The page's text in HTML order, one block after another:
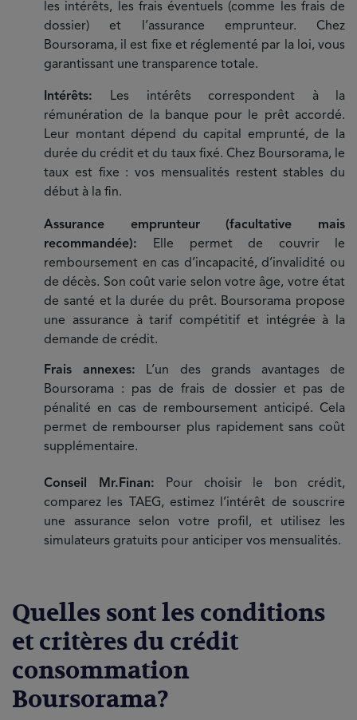
les intérêts, les frais éventuels (comme les frais de
dossier) et l’assurance emprunteur. Chez
Boursorama, il est fixe et réglementé par la loi, vous
garantissant une transparence totale.
Intérêts: Les intérêts correspondent à la
rémunération de la banque pour le prêt accordé.
Leur montant dépend du capital emprunté, de la
durée du crédit et du taux fixé. Chez Boursorama, le
taux est fixe : vos mensualités restent stables du
début à la fin.
Assurance emprunteur (facultative mais
recommandée): Elle permet de couvrir le
remboursement en cas d’incapacité, d’invalidité ou
de décès. Son coût varie selon votre âge, votre état
de santé et la durée du prêt. Boursorama propose
une assurance à tarif compétitif et intégrée à la
demande de crédit.
Frais annexes: L’un des grands avantages de
Boursorama : pas de frais de dossier et pas de
pénalité en cas de remboursement anticipé. Cela
permet de rembourser plus rapidement sans coût
supplémentaire.
Conseil Mr.Finan:
Pour choisir le bon crédit,
comparez les TAEG, estimez l’intérêt de souscrire
une assurance selon votre profil, et utilisez les
simulateurs gratuits pour anticiper vos mensualités.
Quelles sont les conditions
et critères du crédit
consommation
Boursorama?